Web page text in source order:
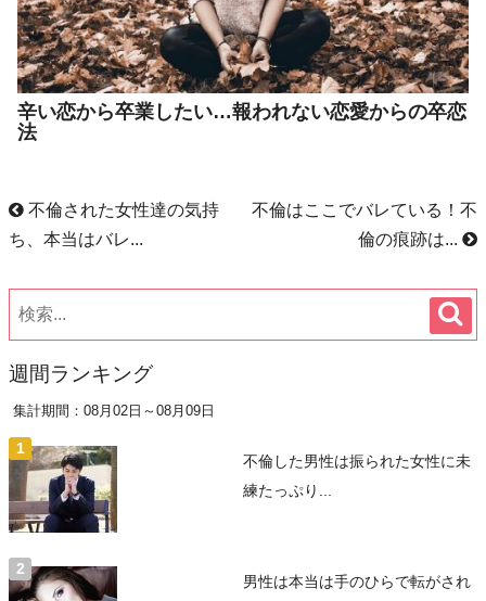
辛い恋から卒業したい…報われない恋愛からの卒恋
法
不倫された女性達の気持
ち、本当はバレ...
不倫はここでバレている！不
倫の痕跡は...
週間ランキング
集計期間：08月02日～08月09日
不倫した男性は振られた女性に未
練たっぷり...
男性は本当は手のひらで転がされ